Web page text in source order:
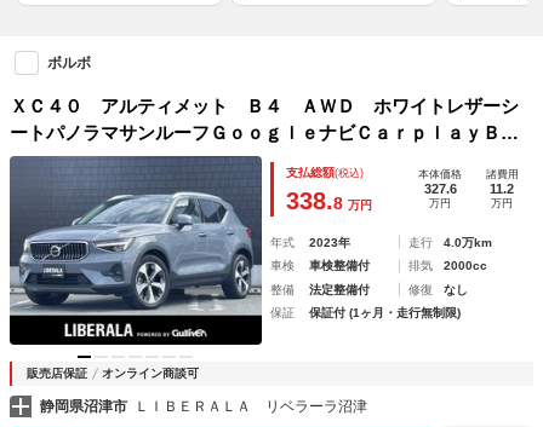
ボルボ
ＸＣ４０ アルティメット Ｂ４ ＡＷＤ ホワイトレザーシ
ートパノラマサンルーフＧｏｏｇｌｅナビＣａｒｐｌａｙＢｌ
ｕｅｔｏｏｔｈ対応全方位カメラｈａｒｍａｎ／ｋａｒｄｏｎ
サラウンドインテリセーフＡＣＣレーンキープＢＬＩＳパワー
テールゲート
支払総額(税込)
338.8 万円
本体価格
327.6
万円
諸費用
11.2
万円
年式 2023年 走行
4.0万km
車検
車検整備付 排気
2000cc
整備
法定整備付 修復
なし
保証
保証付 (1ヶ月・走行無制限)
販売店保証 オンライン商談可
静岡県沼津市 ＬＩＢＥＲＡＬＡ リベラーラ沼津